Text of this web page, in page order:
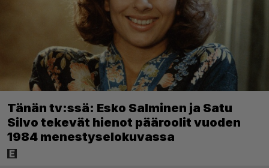
Tänän tv:ssä: Esko Salminen ja Satu
Silvo tekevät hienot pääroolit vuoden
1984 menestyselokuvassa